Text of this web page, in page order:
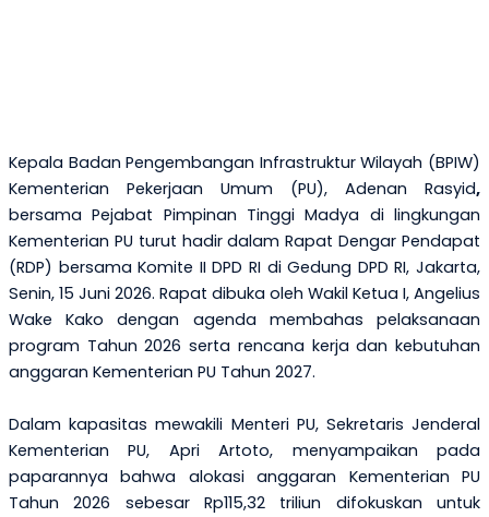
Kepala Badan Pengembangan Infrastruktur Wilayah (BPIW)
Kementerian Pekerjaan Umum (PU), Adenan Rasyid,
bersama Pejabat Pimpinan Tinggi Madya di lingkungan
Kementerian PU turut hadir dalam Rapat Dengar Pendapat
(RDP) bersama Komite II DPD RI di Gedung DPD RI, Jakarta,
Senin, 15 Juni 2026. Rapat dibuka oleh Wakil Ketua I, Angelius
Wake Kako
dengan agenda membahas pelaksanaan
program Tahun 2026 serta rencana kerja dan kebutuhan
anggaran Kementerian PU Tahun 2027.
Dalam kapasitas mewakili Menteri PU, Sekretaris Jenderal
Kementerian PU, Apri Artoto, menyampaikan pada
paparannyabahwa alokasi anggaran Kementerian PU
Tahun 2026 sebesar Rp115,32 triliun difokuskan untuk